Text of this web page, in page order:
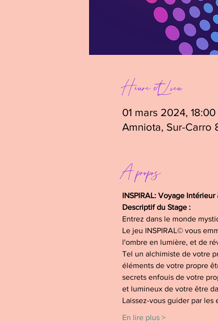
Heure et Lieu
01 mars 2024,
Amniota, Sur-Carro
A propos
INSPIRAL: Voyage
Descriptif du Stage :
Entrez dans le monde
Le jeu INSPIRAL© vous
l'ombre en lumière, et de
Tel un alchimiste de votre
éléments de votre propre
secrets enfouis de votre
et lumineux de votre être
Laissez-vous guider par
En lire plus >